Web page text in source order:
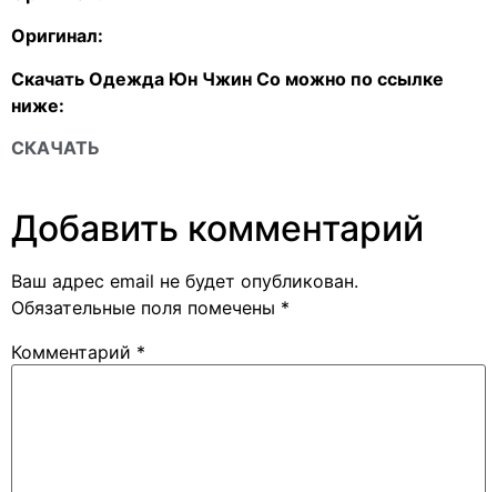
Оригинал:
Скачать Одежда Юн Чжин Со можно по ссылке
ниже:
СКАЧАТЬ
Добавить комментарий
Ваш адрес email не будет опубликован.
Обязательные поля помечены *
Комментарий *